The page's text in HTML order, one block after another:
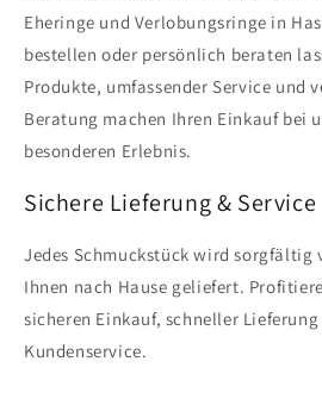
Eheringe und Verlobungsringe in
bestellen oder persönlich beraten
Produkte, umfassender Service und
Beratung machen Ihren Einkauf bei
besonderen Erlebnis.
Sichere Lieferung & Service
Jedes Schmuckstück wird sorgfältig
Ihnen nach Hause geliefert.
sicheren Einkauf, schneller
Kundenservice.